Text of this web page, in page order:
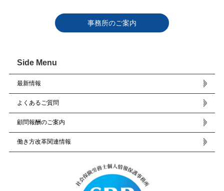
事務所のご案内
Side Menu
最新情報
よくあるご質問
顧問報酬のご案内
働き方改革関連情報